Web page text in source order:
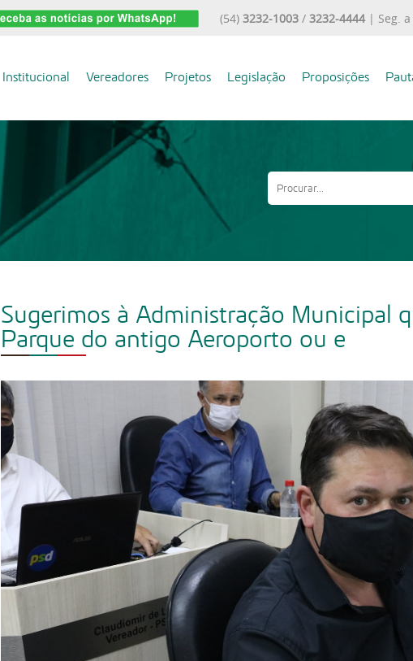
(54) 3232-1003 / 3232-4444| Seg. a
Institucional Vereadores Projetos Legislação Proposições
Sugerimos à Administração Municipal
Parque do antigo Aeroporto ou e